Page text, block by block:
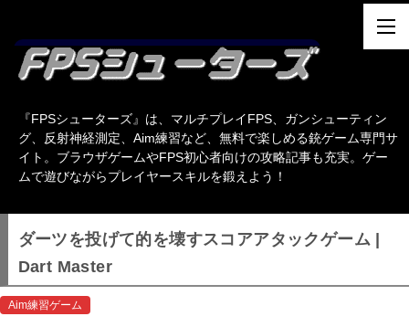
『FPSシューターズ』は、マルチプレイFPS、ガンシューティン
グ、反射神経測定、Aim練習など、無料で楽しめる銃ゲーム専門サ
イト。ブラウザゲームやFPS初心者向けの攻略記事も充実。ゲー
ムで遊びながらプレイヤースキルを鍛えよう！
ダーツを投げて的を壊すスコアアタックゲーム |
Dart Master
Aim練習ゲーム